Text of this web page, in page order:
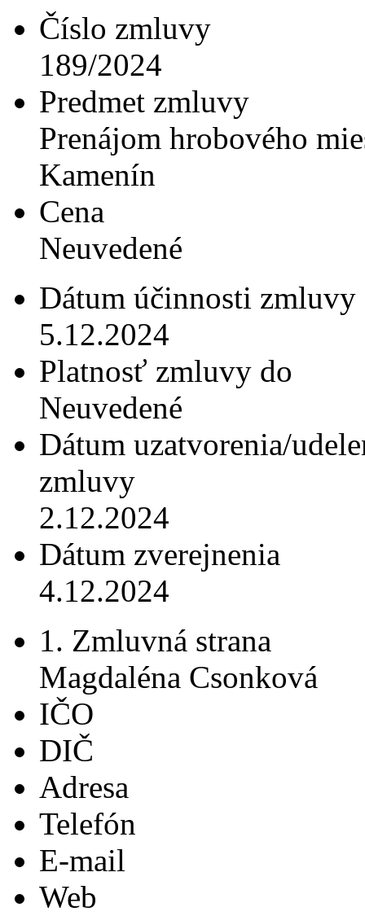
Číslo zmluvy
189/2024
Predmet zmluvy
Prenájom hrobového
Kamenín
Cena
Neuvedené
Dátum účinnosti zmluvy
5.12.2024
Platnosť zmluvy do
Neuvedené
Dátum uzatvorenia/
zmluvy
2.12.2024
Dátum zverejnenia
4.12.2024
1. Zmluvná strana
Magdaléna Csonková
IČO
DIČ
Adresa
Telefón
E-mail
Web